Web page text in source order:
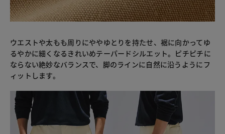
ウエストや太もも周りにややゆとりを持たせ、裾に向かってゆ
るやかに細くなるきれいめテーパードシルエット。ピチピチに
ならない絶妙なバランスで、脚のラインに自然に沿うようにフ
ィットします。